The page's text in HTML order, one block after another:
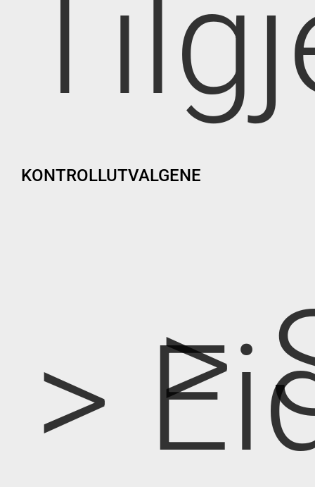
KONTROLLUTVALGENE
> >